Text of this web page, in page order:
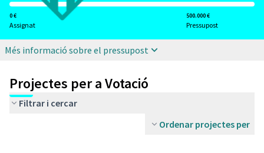
0 €
Assignat
500.000 €
Pressupost
Més informació sobre el pressupost
Projectes per a Votació
Filtrar i cercar
Ordenar projectes per